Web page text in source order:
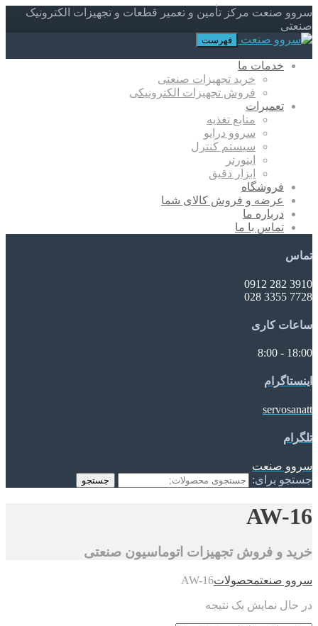
سروو صنعت مرکز تأمین و تعمیر قطعات و تجهیزات الکترونیک
صنعتی
فهرست
خدمات ما
خرید تجهیزات صنعتی
فروش تجهیزات الکترونیکی
تعمیرات
منابع تغذیه
سروو درایو
سیستم کنترل
اینورتر
ابزار دقیق
فروشگاه
عرضه و فروش کالای شما
درباره ما
تماس با ما
تماس
3910 282 0912
7728 3355 028
ساعات کاری
18:00 - 8:00
اینستاگرام
servosanatt
تلگرام
سروو صنعت
جستجو برای:
جستجو
AW-16
خرید و فروش تجهیزات اتوماسیون صنعتی
سروو صنعتمحصولاتAW-16
در حال نمایش یک نتیجه